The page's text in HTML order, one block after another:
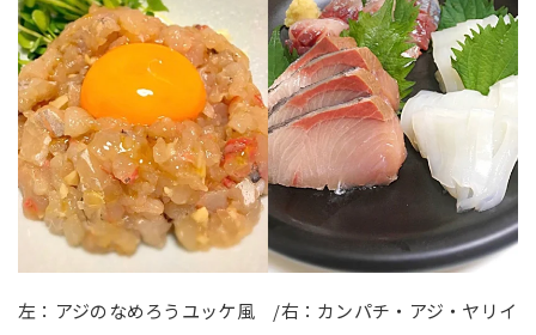
左：アジのなめろうユッケ風 /右：カンパチ・アジ・ヤリイ